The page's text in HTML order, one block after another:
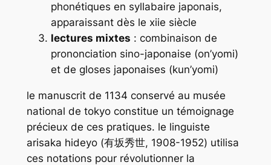
phonétiques en syllabaire japonais,
apparaissant dès le xiie siècle
lectures mixtes : combinaison de
prononciation sino-japonaise (on’yomi)
et de gloses japonaises (kun’yomi)
le manuscrit de 1134 conservé au musée
national de tokyo constitue un témoignage
précieux de ces pratiques. le linguiste
arisaka hideyo (有坂秀世, 1908-1952) utilisa
ces notations pour révolutionner la